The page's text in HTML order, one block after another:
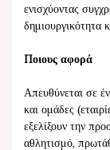
ενισχύοντας
δημιουργικότητα
Ποιους αφορά
Απευθύνεται σε
και ομάδες
εξελίξουν την
αθλητισμό,